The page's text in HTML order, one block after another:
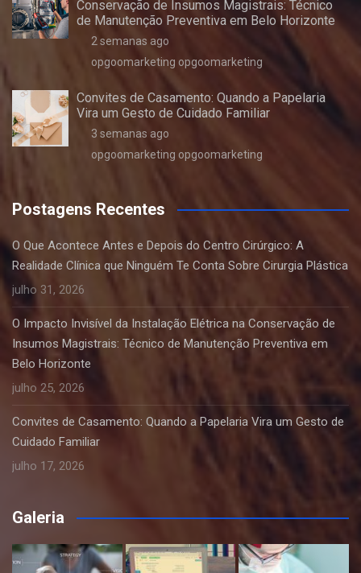
Conservação de Insumos Magistrais: Técnico
de Manutenção Preventiva em Belo Horizonte
2 semanas ago
opgoomarketing opgoomarketing
Convites de Casamento: Quando a Papelaria
Vira um Gesto de Cuidado Familiar
3 semanas ago
opgoomarketing opgoomarketing
Postagens Recentes
O Que Acontece Antes e Depois do Centro Cirúrgico: A
Realidade Clínica que Ninguém Te Conta Sobre Cirurgia Plástica
julho 31, 2026
O Impacto Invisível da Instalação Elétrica na Conservação de
Insumos Magistrais: Técnico de Manutenção Preventiva em
Belo Horizonte
julho 25, 2026
Convites de Casamento: Quando a Papelaria Vira um Gesto de
Cuidado Familiar
julho 17, 2026
Galeria